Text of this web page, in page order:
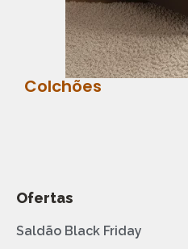
Colchões
Ofertas
Saldão Black Friday